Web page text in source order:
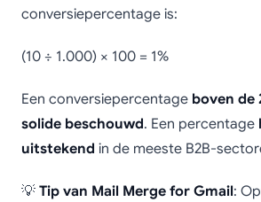
conversiepercentage is:
(10 ÷ 1.000) × 100 = 1%
Een conversiepercentage boven de
solide beschouwd. Een percentage
uitstekend in de meeste B2B-
💡 Tip van Mail Merge for Gmail: